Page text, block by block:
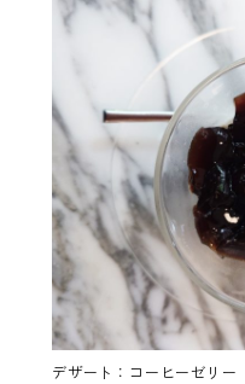
デザート：コーヒーゼリー